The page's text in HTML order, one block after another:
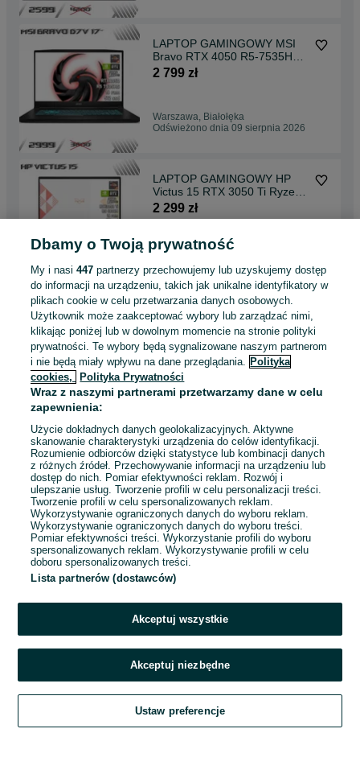
LAPTOP GAMINGOWY MSI
Bravo RTX 4050 R5-7535HS
144hz 16 ram 17 cali
2 799 zł
Warszawa, Białołęka
Odświeżono dnia 09 sierpnia 2026
LAPTOP GAMINGOWY HP
Victus 15 RTX 3050 Ti Ryzen
5 5600H 144hz
2 299 zł
Warszawa, Białołęka
Odświeżono dnia 09 sierpnia 2026
LAPTOP GAMINGOWY Acer
Nitro RTX 4060 i7-12650H
144 hz
3 599 zł
Warszawa, Białołęka
Odświeżono dnia 09 sierpnia 2026
1 2 3 ... 17
Zadzwoń / SMS
Szukaj Obserwujesz Dodaj Czat Konto
Dbamy o Twoją prywatność
My i nasi447 partnerzy przechowujemy lub uzyskujemy dostęp
do informacji na urządzeniu, takich jak unikalne identyfikatory w
plikach cookie w celu przetwarzania danych osobowych.
Użytkownik może zaakceptować wybory lub zarządzać nimi,
klikając poniżej lub w dowolnym momencie na stronie polityki
prywatności. Te wybory będą sygnalizowane naszym partnerom
i nie będą miały wpływu na dane przeglądania. Polityka
cookies,
Polityka Prywatności
Wraz z naszymi partnerami przetwarzamy dane w celu
zapewnienia:
Użycie dokładnych danych geolokalizacyjnych. Aktywne
skanowanie charakterystyki urządzenia do celów identyfikacji.
Rozumienie odbiorców dzięki statystyce lub kombinacji danych
z różnych źródeł. Przechowywanie informacji na urządzeniu lub
dostęp do nich. Pomiar efektywności reklam. Rozwój i
ulepszanie usług. Tworzenie profili w celu personalizacji treści.
Tworzenie profili w celu spersonalizowanych reklam.
Wykorzystywanie ograniczonych danych do wyboru reklam.
Wykorzystywanie ograniczonych danych do wyboru treści.
Pomiar efektywności treści. Wykorzystanie profili do wyboru
spersonalizowanych reklam. Wykorzystywanie profili w celu
doboru spersonalizowanych treści.
Lista partnerów (dostawców)
Akceptuj wszystkie
Akceptuj niezbędne
Ustaw preferencje